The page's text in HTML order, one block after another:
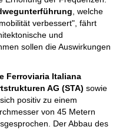
, welche
verbessert", fährt
und
sollen die Auswirkungen
Ferroviaria Italiana
AG (STA) sowie
positiv zu einem
von 45 Metern
Der Abbau des